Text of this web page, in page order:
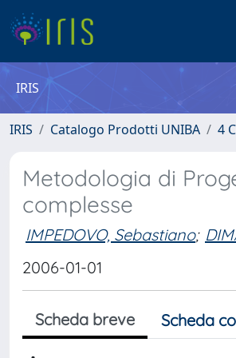
IRIS
IRIS Catalogo Prodotti UNIBA 4
Metodologia di
complesse
IMPEDOVO, Sebastiano;
2006-01-01
Scheda breve Scheda